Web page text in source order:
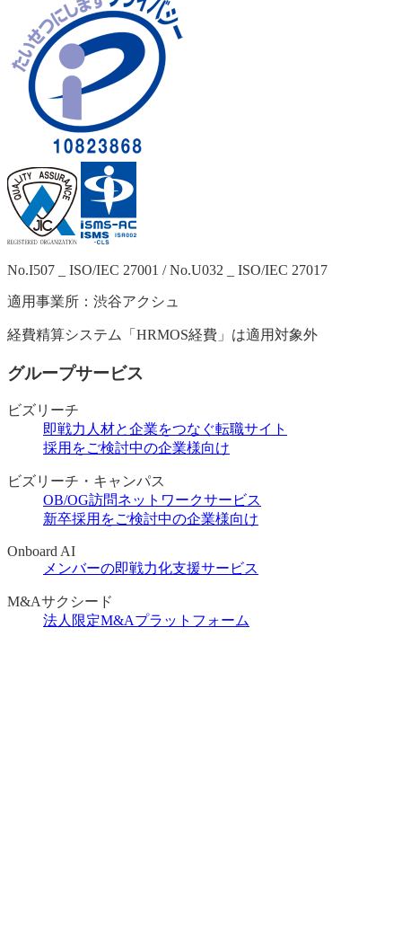
No.I507 _ ISO/IEC 27001 / No.U032 _ ISO/IEC 27017
適用事業所：渋谷アクシュ
経費精算システム「HRMOS経費」は適用対象外
グループサービス
ビズリーチ
即戦力人材と企業をつなぐ転職サイト
採用をご検討中の企業様向け
ビズリーチ・キャンパス
OB/OG訪問ネットワークサービス
新卒採用をご検討中の企業様向け
Onboard AI
メンバーの即戦力化支援サービス
M&Aサクシード
法人限定M&Aプラットフォーム